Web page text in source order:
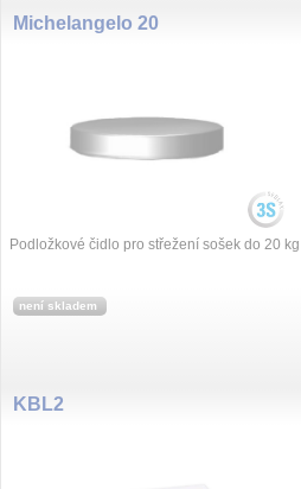
Michelangelo 20
Podložkové čidlo pro střežení sošek do 20 kg
není skladem
KBL2